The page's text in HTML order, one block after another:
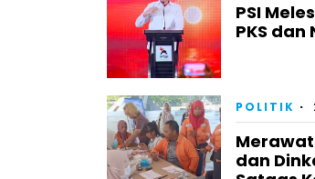
PSI
PKS dan
POLITIK
dan